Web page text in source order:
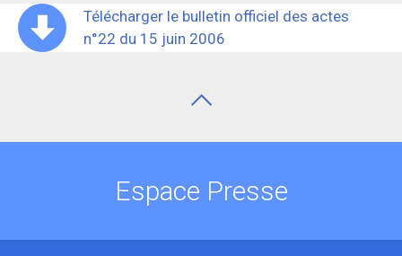
Télécharger le bulletin officiel des actes
n°22 du 15 juin 2006
Espace Presse